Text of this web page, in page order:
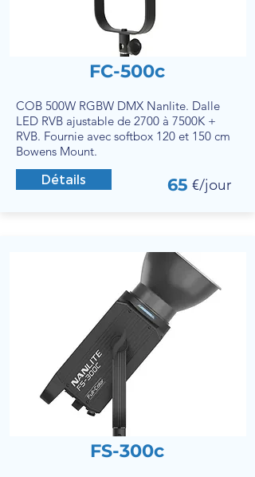
FC-500c
COB 500W RGBW DMX Nanlite. Dalle
LED RVB ajustable de 2700 à 7500K +
RVB. Fournie avec softbox 120 et 150 cm
Bowens Mount.
Détails
65 €/jour
FS-300c